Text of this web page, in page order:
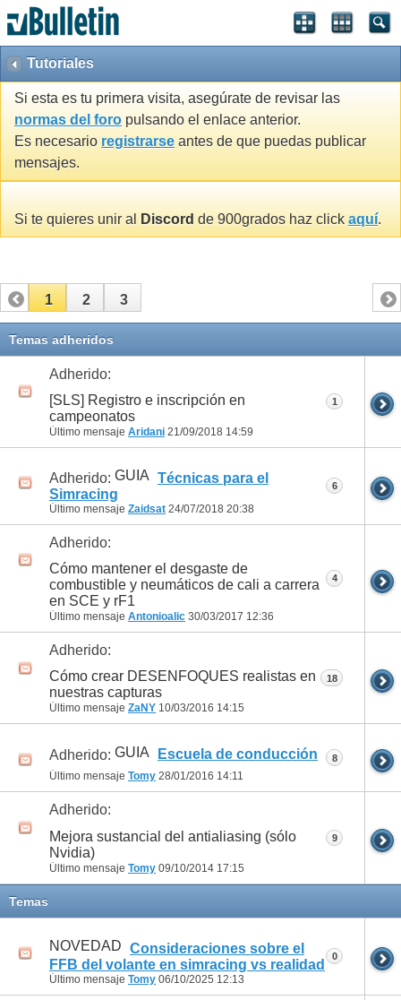
Tutoriales
Si esta es tu primera visita, asegúrate de revisar las
normas del foro pulsando el enlace anterior.
Es necesario registrarse antes de que puedas publicar
mensajes.
Si te quieres unir al Discord de 900grados haz click aquí.
1 2 3
Temas adheridos
Adherido:
[SLS] Registro e inscripción en
campeonatos
Último mensaje Aridani 21/09/2018 14:59
1
Adherido: GUIA Técnicas para el
Simracing
Último mensaje Zaidsat 24/07/2018 20:38
6
Adherido:
Cómo mantener el desgaste de
combustible y neumáticos de cali a carrera
en SCE y rF1
Último mensaje Antonioalic 30/03/2017 12:36
4
Adherido:
Cómo crear DESENFOQUES realistas en
nuestras capturas
Último mensaje ZaNY 10/03/2016 14:15
18
Adherido: GUIA Escuela de conducción
Último mensaje Tomy 28/01/2016 14:11
8
Adherido:
Mejora sustancial del antialiasing (sólo
Nvidia)
Último mensaje Tomy 09/10/2014 17:15
9
Temas
NOVEDAD Consideraciones sobre el
FFB del volante en simracing vs realidad
Último mensaje Tomy 06/10/2025 12:13
0